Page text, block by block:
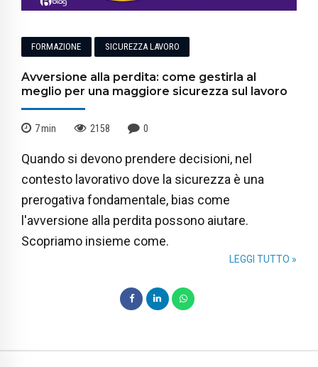
FORMAZIONE SICUREZZA LAVORO
Avversione alla perdita: come gestirla al
meglio per una maggiore sicurezza sul lavoro
7min 2158 0
Quando si devono prendere decisioni, nel
contesto lavorativo dove la sicurezza è una
prerogativa fondamentale, bias come
l'avversione alla perdita possono aiutare.
Scopriamo insieme come.
LEGGI TUTTO »